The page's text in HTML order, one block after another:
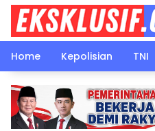
Langsung
konten
Home
Kepolisian TNI